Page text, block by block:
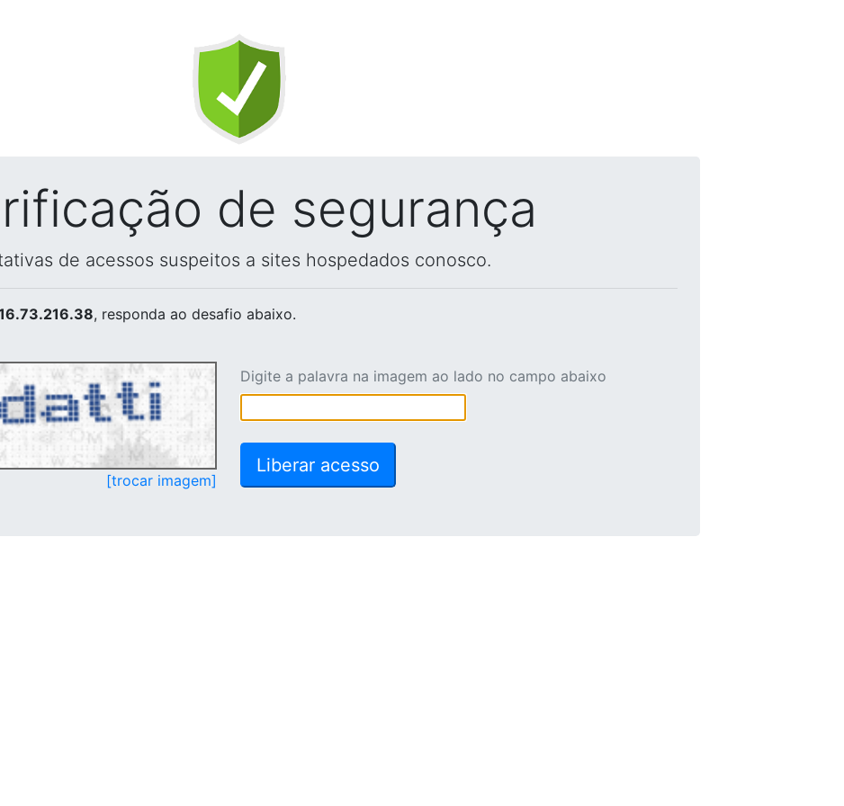
de segurança
de acessos suspeitos a sites hospedados conosco.
, responda ao desafio abaixo.
[trocar imagem]
Digite a palavra na imagem ao lado no campo abaixo